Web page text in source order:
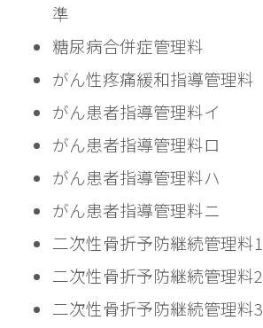
準
がん性疼痛緩和指導管理料
がん患者指導管理料ハ
がん患者指導管理料ニ
二次性骨折予防継続管理料1
二次性骨折予防継続管理料2
二次性骨折予防継続管理料3